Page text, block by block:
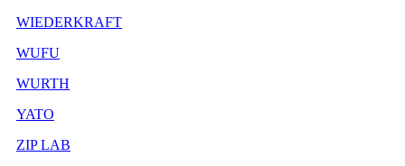
WIEDERKRAFT
WUFU
WURTH
YATO
ZIP LAB